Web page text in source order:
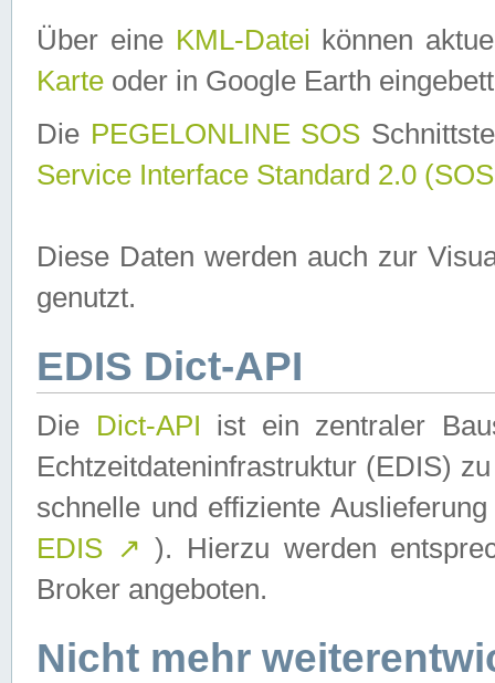
Über eine KML-Datei können
Karte oder in Google Earth
Die PEGELONLINE SOS
Service Interface Standard 2.0
Diese Daten werden auch zur
genutzt.
EDIS Dict-API
Die Dict-API ist ein zentraler
Echtzeitdateninfrastruktur (EDIS)
schnelle und effiziente
EDIS ↗ ). Hierzu werden
Broker angeboten.
Nicht mehr